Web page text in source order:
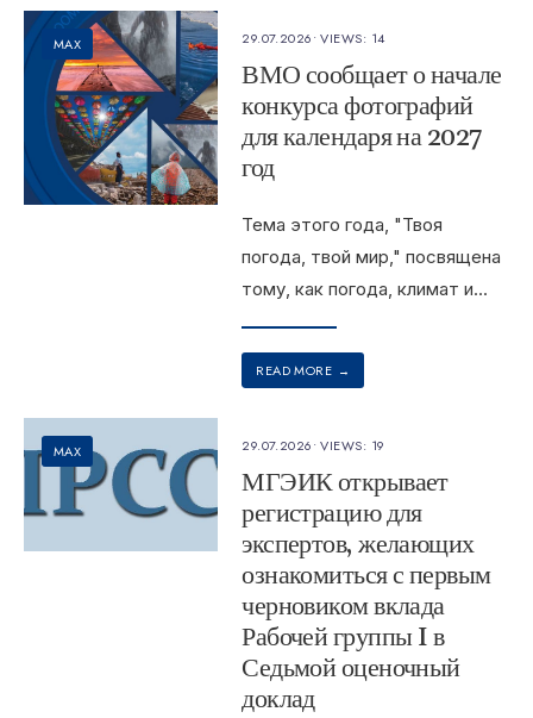
MAX 29.07.2026•VIEWS: 14
ВМО сообщает о начале
конкурса фотографий
для календаря на 2027
год
Тема этого года, "Твоя
погода, твой мир," посвящена
тому, как погода, климат и...
READ MORE →
MAX 29.07.2026•VIEWS: 19
МГЭИК открывает
регистрацию для
экспертов, желающих
ознакомиться с первым
черновиком вклада
Рабочей группы I в
Седьмой оценочный
доклад